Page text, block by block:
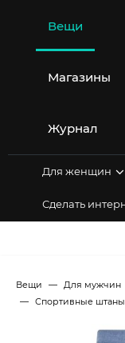
содержимому
Вещи
Магазины
Журнал
Для женщин
Сделать
Вещи Для мужчин
Спортивные штаны